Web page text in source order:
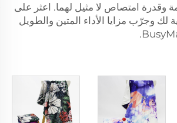
وقدرة امتصاص لا مثيل لهما. اعثر على
لك وجرّب مزايا الأداء المتين والطويل